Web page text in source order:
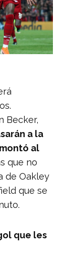
Becker,
a la
al
que no
de Oakley
que se
que les